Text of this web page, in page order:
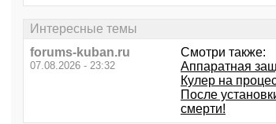
Интересные темы
forums-kuban.ru
07.08.2026 - 23:32
Смотри также:
Аппаратная
Кулер на
После
смерти!